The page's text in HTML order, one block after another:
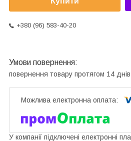
+380 (96) 583-40-20
повернення товару протягом 14 днів
У компанії підключені електронні